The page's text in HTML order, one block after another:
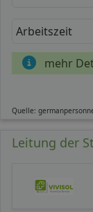
Arbeitszeit
mehr
Quelle:
Leitung der